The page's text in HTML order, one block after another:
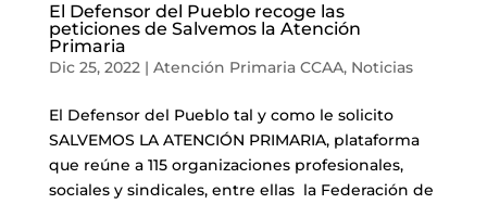
El Defensor del Pueblo recoge las
peticiones de Salvemos la Atención
Primaria
Dic 25, 2022| Atención Primaria CCAA, Noticias
El Defensor del Pueblo tal y como le solicito
SALVEMOS LA ATENCIÓN PRIMARIA, plataforma
que reúne a 115 organizaciones profesionales,
sociales y sindicales, entre ellas la Federación de